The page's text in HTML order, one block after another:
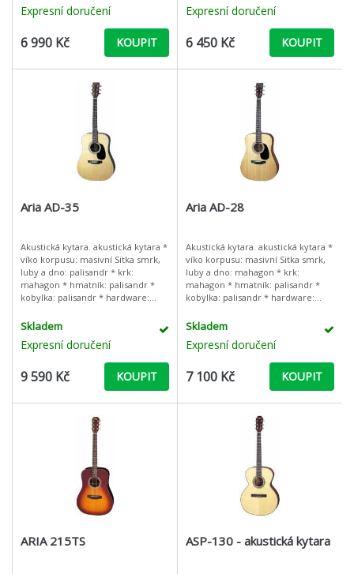
Expresní doručení
6 990 Kč KOUPIT
Expresní doručení
6 450 Kč KOUPIT
Aria AD-35
Akustická kytara. akustická kytara *
víko korpusu: masivní Sitka smrk,
luby a dno: palisandr * krk:
mahagon * hmatník: palisandr *
kobylka: palisandr * hardware:
Skladem
Expresní doručení
9 590 Kč KOUPIT
Aria AD-28
Akustická kytara. akustická kytara *
víko korpusu: masivní Sitka smrk,
luby a dno: mahagon * krk:
mahagon * hmatník: palisandr *
kobylka: palisandr * hardware:
Skladem
Expresní doručení
7 100 Kč KOUPIT
ARIA 215TS ASP-130 - akustická kytara